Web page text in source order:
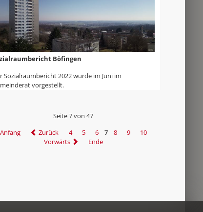
Böfingen
Sozialraumbericht 2022 wurde im Juni im
vorgestellt.
Seite 7 von 47
Anfang
Zurück 4 5 6 7 8 9
10
Vorwärts
Ende